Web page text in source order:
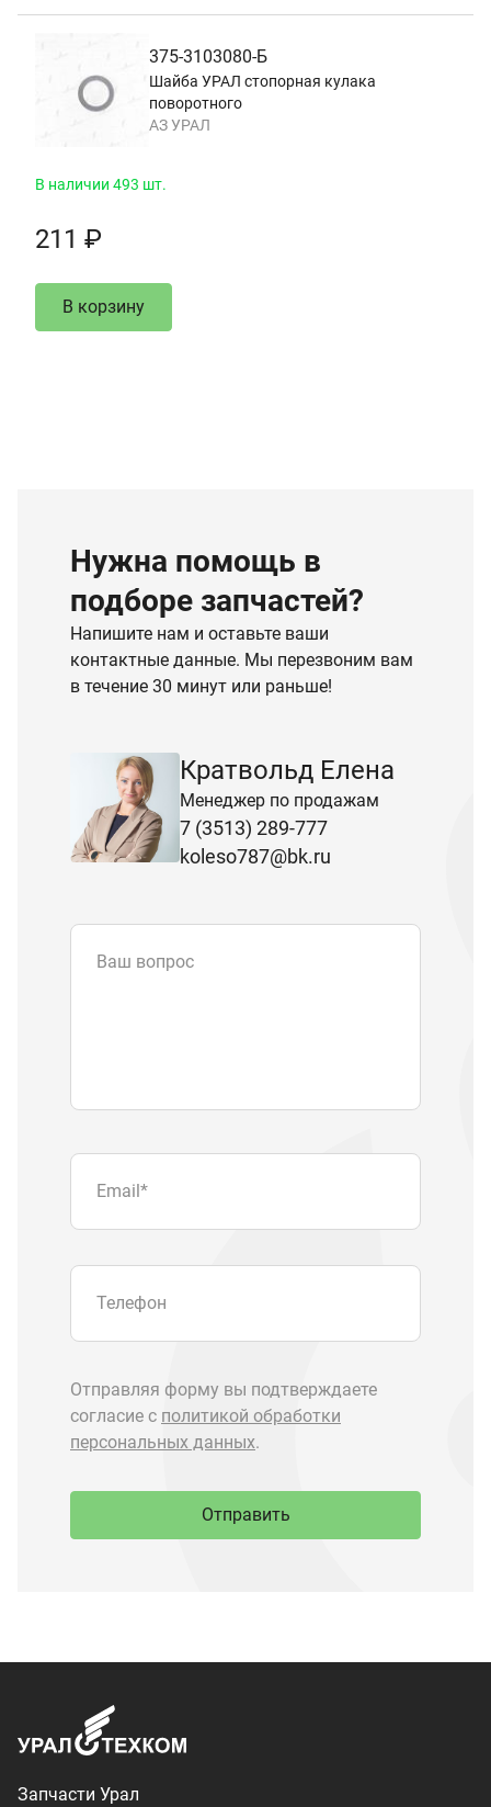
375-3103080-Б
Шайба УРАЛ стопорная кулака
поворотного
АЗ УРАЛ
В наличии 493 шт.
211 ₽
В корзину
Нужна помощь в
подборе запчастей?
Напишите нам и оставьте ваши
контактные данные. Мы перезвоним вам
в течение 30 минут или раньше!
Кратвольд Елена
Менеджер по продажам
7 (3513) 289-777
koleso787@bk.ru
Ваш вопрос
Запчасти Урал
Запчасти Камаз
Спецпредложения
Доставка и оплата
utkm@mail.ru